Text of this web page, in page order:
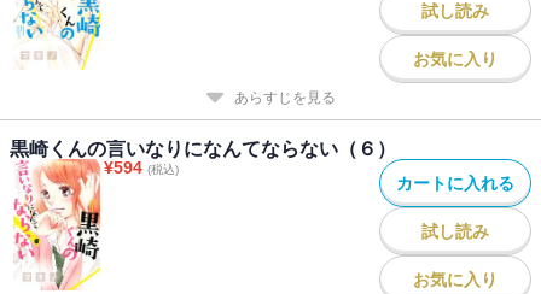
試し読み
お気に入り
あらすじを見る
黒崎くんの言いなりになんてならない（６）
¥594 (税込)
カートに入れる
試し読み
お気に入り